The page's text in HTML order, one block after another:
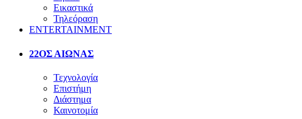
Εικαστικά
Τηλεόραση
ENTERTAINMENT
22ΟΣ ΑΙΩΝΑΣ
Τεχνολογία
Επιστήμη
Διάστημα
Καινοτομία